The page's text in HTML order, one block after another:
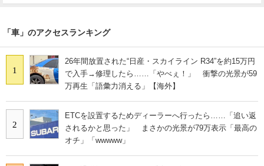
「車」のアクセスランキング
1
26年間放置された“日産・スカイライン R34”を約15万円
で入手→修理したら……「やべぇ！」 衝撃の光景が59
万再生「語彙力消える」【海外】
2
ETCを設置するためディーラーへ行ったら……「追い返
されるかと思った」 まさかの光景が79万表示「最高の
オチ」「wwwww」